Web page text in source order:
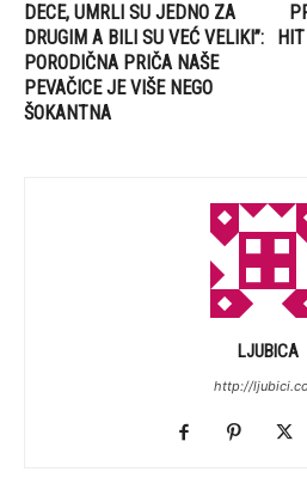
DECE, UMRLI SU JEDNO ZA
DRUGIM A BILI SU VEĆ VELIKI”:
PORODIČNA PRIČA NAŠE
PEVAČICE JE VIŠE NEGO
ŠOKANTNA
LJUBICA
http://